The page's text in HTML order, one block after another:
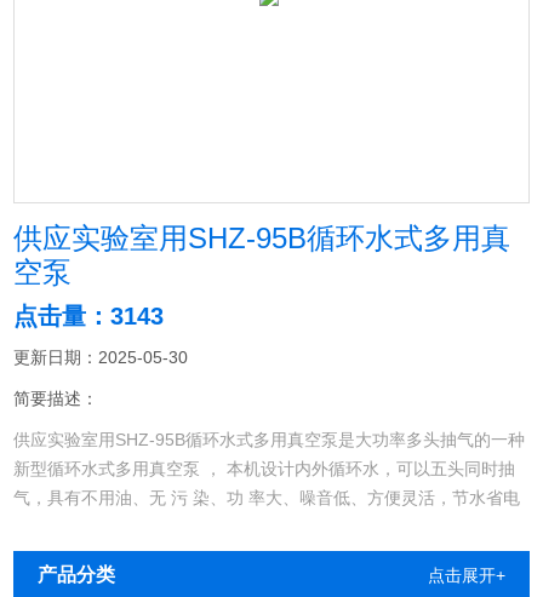
供应实验室用SHZ-95B循环水式多用真
空泵
点击量：3143
更新日期：2025-05-30
简要描述：
供应实验室用SHZ-95B循环水式多用真空泵是大功率多头抽气的一种
新型循环水式多用真空泵 ， 本机设计内外循环水，可以五头同时抽
气，具有不用油、无 污 染、功 率大、噪音低、方便灵活，节水省电
产品分类 点击展开+